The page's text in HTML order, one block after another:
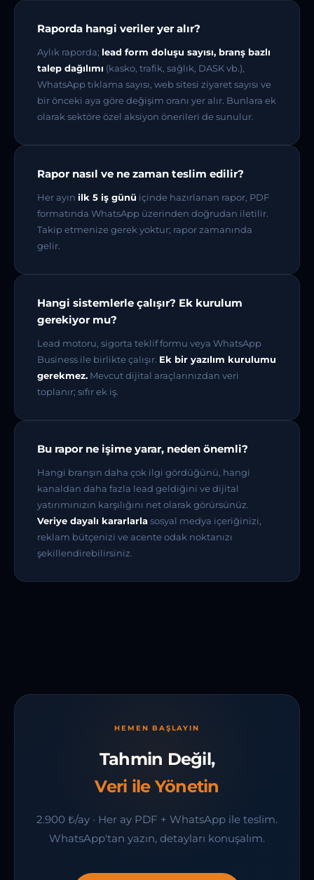
Raporda hangi veriler yer alır?
Aylık raporda; lead form doluşu sayısı, branş bazlı
talep dağılımı (kasko, trafik, sağlık, DASK vb.),
WhatsApp tıklama sayısı, web sitesi ziyaret sayısı ve
bir önceki aya göre değişim oranı yer alır. Bunlara ek
olarak sektöre özel aksiyon önerileri de sunulur.
Rapor nasıl ve ne zaman teslim edilir?
Her ayın ilk 5 iş günü içinde hazırlanan rapor, PDF
formatında WhatsApp üzerinden doğrudan iletilir.
Takip etmenize gerek yoktur; rapor zamanında
gelir.
Hangi sistemlerle çalışır? Ek kurulum
gerekiyor mu?
Lead motoru, sigorta teklif formu veya WhatsApp
Business ile birlikte çalışır. Ek bir yazılım kurulumu
gerekmez. Mevcut dijital araçlarınızdan veri
toplanır; sıfır ek iş.
Bu rapor ne işime yarar, neden önemli?
Hangi branşın daha çok ilgi gördüğünü, hangi
kanaldan daha fazla lead geldiğini ve dijital
yatırımınızın karşılığını net olarak görürsünüz.
Veriye dayalı kararlarlasosyal medya içeriğinizi,
reklam bütçenizi ve acente odak noktanızı
şekillendirebilirsiniz.
HEMEN BAŞLAYIN
Tahmin Değil,
Veri ile Yönetin
2.900 ₺/ay · Her ay PDF + WhatsApp ile teslim.
WhatsApp'tan yazın, detayları konuşalım.